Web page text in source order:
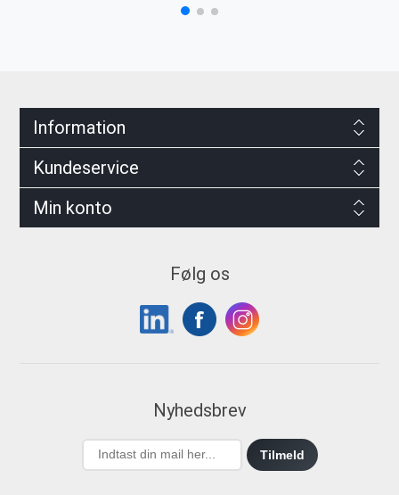
Information
Kundeservice
Min konto
Følg os
Nyhedsbrev
Tilmeld